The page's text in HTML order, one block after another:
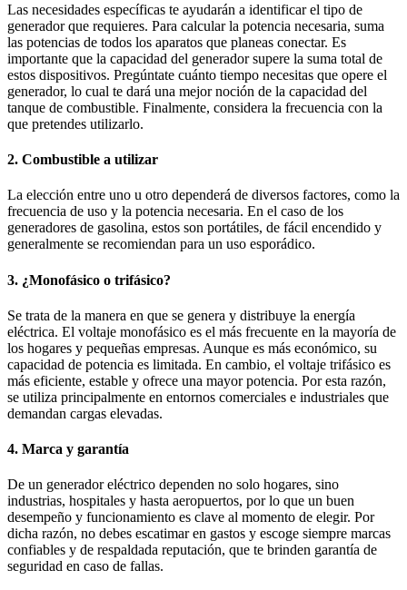
Las necesidades específicas te ayudarán a identificar el tipo de
generador que requieres. Para calcular la potencia necesaria, suma
las potencias de todos los aparatos que planeas conectar. Es
importante que la capacidad del generador supere la suma total de
estos dispositivos. Pregúntate cuánto tiempo necesitas que opere el
generador, lo cual te dará una mejor noción de la capacidad del
tanque de combustible. Finalmente, considera la frecuencia con la
que pretendes utilizarlo.
2. Combustible a utilizar
La elección entre uno u otro dependerá de diversos factores, como la
frecuencia de uso y la potencia necesaria. En el caso de los
generadores de gasolina, estos son portátiles, de fácil encendido y
generalmente se recomiendan para un uso esporádico.
3. ¿Monofásico o trifásico?
Se trata de la manera en que se genera y distribuye la energía
eléctrica. El voltaje monofásico es el más frecuente en la mayoría de
los hogares y pequeñas empresas. Aunque es más económico, su
capacidad de potencia es limitada. En cambio, el voltaje trifásico es
más eficiente, estable y ofrece una mayor potencia. Por esta razón,
se utiliza principalmente en entornos comerciales e industriales que
demandan cargas elevadas.
4. Marca y garantía
De un generador eléctrico dependen no solo hogares, sino
industrias, hospitales y hasta aeropuertos, por lo que un buen
desempeño y funcionamiento es clave al momento de elegir. Por
dicha razón, no debes escatimar en gastos y escoge siempre marcas
confiables y de respaldada reputación, que te brinden garantía de
seguridad en caso de fallas.